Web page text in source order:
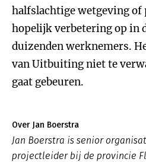
halfslachtige wetgeving of
hopelijk verbetering op in
duizenden werknemers.
van Uitbuiting niet te
gaat gebeuren.
Over Jan Boerstra
Jan Boerstra is senior
projectleider bij de provincie